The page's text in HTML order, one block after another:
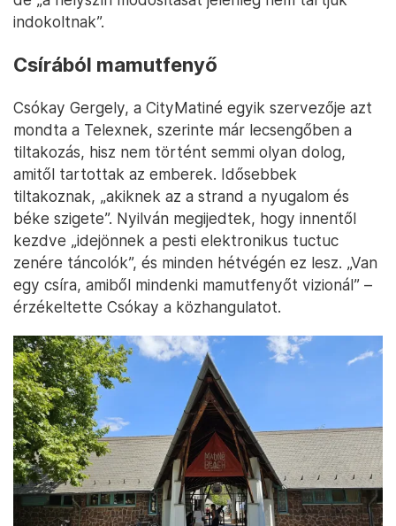
indokoltnak”.
Csírából mamutfenyő
Csókay Gergely, a CityMatiné egyik szervezője azt
mondta a Telexnek, szerinte már lecsengőben a
tiltakozás, hisz nem történt semmi olyan dolog,
amitől tartottak az emberek. Idősebbek
tiltakoznak, „akiknek az a strand a nyugalom és
béke szigete”. Nyilván megijedtek, hogy innentől
kezdve „idejönnek a pesti elektronikus tuctuc
zenére táncolók”, és minden hétvégén ez lesz. „Van
egy csíra, amiből mindenki mamutfenyőt vizionál” –
érzékeltette Csókay a közhangulatot.